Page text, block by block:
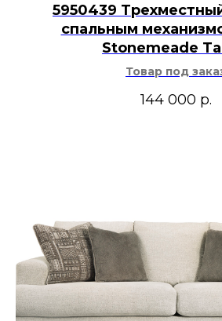
5950439
спальным
Stonemeade
Товар под
144 000 р.